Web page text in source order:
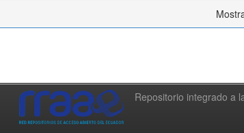
Repositorio integrado a